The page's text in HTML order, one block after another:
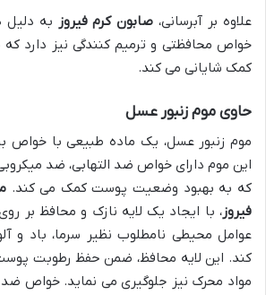
علاوه بر آبرسانی، صابون کرم فیروز به دلیل
خواص محافظتی و ترمیم کنندگی نیز دارد
کمک شایانی می کند.
حاوی موم زنبور عسل
موم زنبور عسل، یک ماده طبیعی با خواص
این موم دارای خواص ضد التهابی، ضد
که به بهبود وضعیت پوست کمک می کند.
فیروز، با ایجاد یک لایه نازک و محافظ بر
عوامل محیطی نامطلوب نظیر سرما، باد و
کند. این لایه محافظ، ضمن حفظ رطوبت
مواد محرک نیز جلوگیری می نماید. خواص